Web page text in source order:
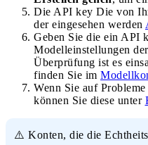
Die API key Die von
der eingesehen werden
Geben Sie die ein API
Modelleinstellungen
Überprüfung ist es
finden Sie im
Wenn Sie auf
können Sie diese unter
⚠️ Konten, die die